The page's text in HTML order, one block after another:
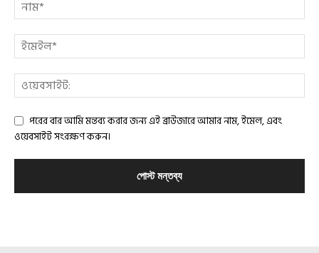
পরের বার আমি মন্তব্য করার জন্য এই ব্রাউজারে আমার নাম, ইমেল, এবং
ওয়েবসাইট সংরক্ষণ করুন।